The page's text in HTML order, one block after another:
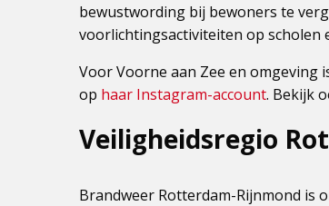
bewustwording bij bewoners te
voorlichtingsactiviteiten op scholen
Voor Voorne aan Zee en omgeving
op haar Instagram-account. Bekijk
Veiligheidsregio
Brandweer Rotterdam-Rijnmond is